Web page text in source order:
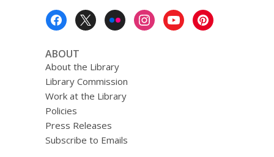
ABOUT
About the Library
Library Commission
Work at the Library
Policies
Press Releases
Subscribe to Emails